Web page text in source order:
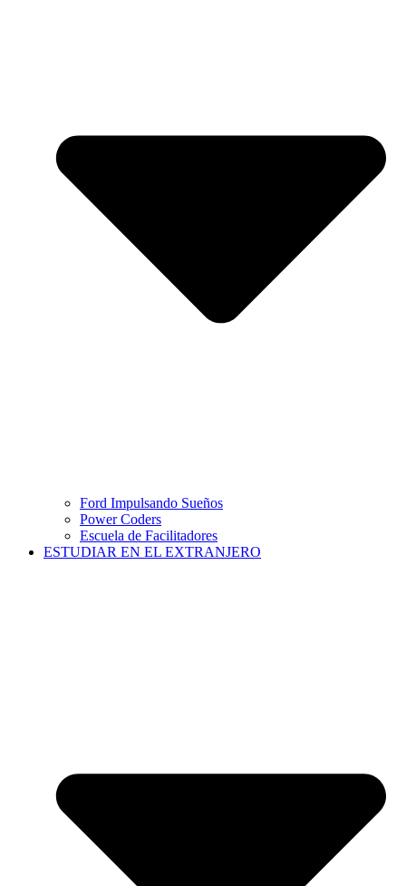
Ford Impulsando Sueños
Power Coders
Escuela de Facilitadores
ESTUDIAR EN EL EXTRANJERO